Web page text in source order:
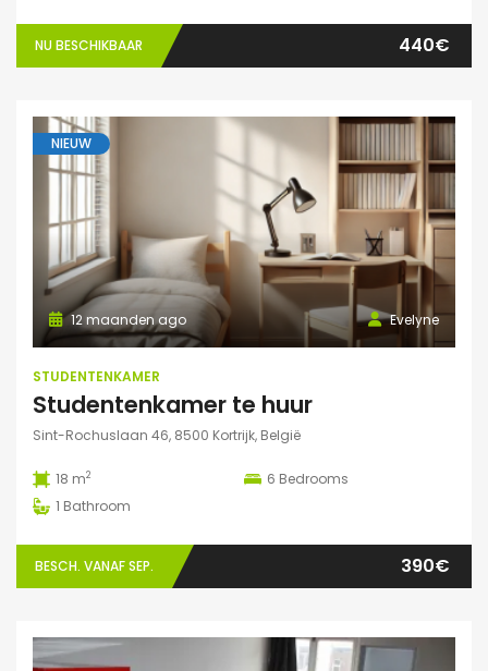
NU BESCHIKBAAR 440€
NIEUW
Evelyne
12 maanden ago
STUDENTENKAMER
Studentenkamer te huur
Sint-Rochuslaan 46, 8500 Kortrijk, België
18 m2 6 Bedrooms
1 Bathroom
BESCH. VANAF SEP. 390€